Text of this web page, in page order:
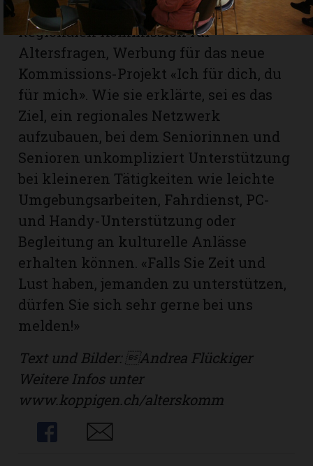
Eveline Lanz, die Vize-Präsidentin der
Regionalen Kommission für
Altersfragen, Werbung für das neue
Kommissions-Projekt «Ich für dich, du
für mich». Wie sie erklärte, sei es das
Ziel, ein regionales Netzwerk
aufzubauen, bei dem Seniorinnen und
Senioren unkompliziert Unterstützung
bei kleineren Tätigkeiten wie leichte
Umgebungsarbeiten, Fahrdienst, PC-
und Handy-Unterstützung oder
Begleitung an kulturelle Anlässe
erhalten können. «Falls Sie Zeit und
Lust haben, jemanden zu unterstützen,
dürfen Sie sich sehr gerne bei uns
melden!»
Text und Bilder: Andrea Flückiger
Weitere Infos unter
www.koppigen.ch/alterskomm
Share
Share